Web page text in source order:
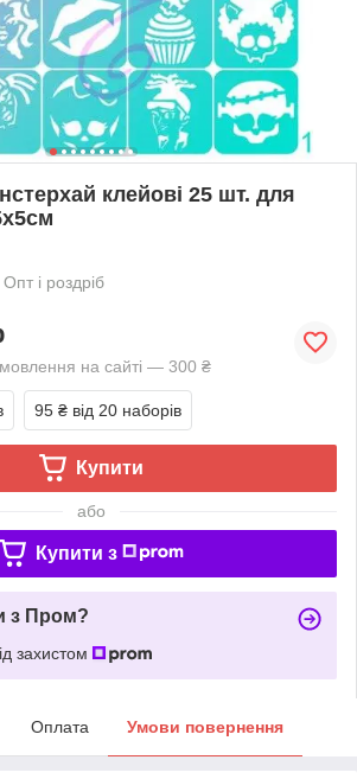
клейові 25 шт. для
Опт і роздріб
на сайті — 300 ₴
95 ₴ від 20 наборів
Купити
або
Купити з
з Пром?
захистом
Оплата Умови повернення